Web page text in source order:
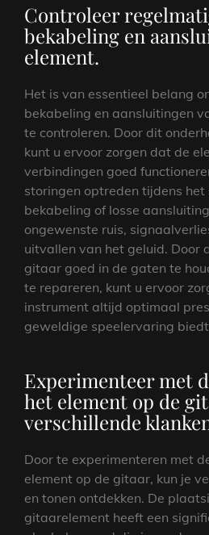
Controleer
bekabeling en
element.
Het is van essentieel belang
bekabeling en aansluitingen
te controleren. Door dit
kunt u ervoor zorgen dat de
verbindingen goed
storingen optreden tijdens het
bekabeling of losse
ongewenste ruis,
uitvallen van het geluid. Door
gitaar goed in de gaten te
te repareren, kunt u ervoor
instrument altijd optimaal
geweldige speelervaring
Experimenteer met
het element op de
verschillende
Door te experimenteren met
element op de gitaar, kun je
en tonen ontdekken. De
gitaarelement heeft een